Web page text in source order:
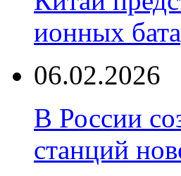
ионных
06.02.2026
В России
станций